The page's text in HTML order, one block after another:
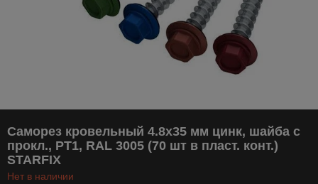
Саморез кровельный 4.8х35 мм цинк, шайба с
прокл., PT1, RAL 3005 (70 шт в пласт. конт.)
STARFIX
Нет в наличии